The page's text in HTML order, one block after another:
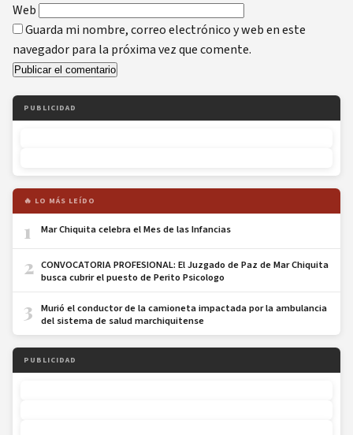
Web
Guarda mi nombre, correo electrónico y web en este
navegador para la próxima vez que comente.
PUBLICIDAD
🔥 LO MÁS LEÍDO
1 Mar Chiquita celebra el Mes de las Infancias
2 CONVOCATORIA PROFESIONAL: El Juzgado de Paz de Mar Chiquita
busca cubrir el puesto de Perito Psicologo
3
Murió el conductor de la camioneta impactada por la ambulancia
del sistema de salud marchiquitense
PUBLICIDAD